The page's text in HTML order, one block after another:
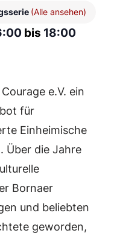
(Alle ansehen)
bis 18:00
e.V. ein
für
Einheimische
Über die Jahre
Bornaer
und beliebten
geworden,